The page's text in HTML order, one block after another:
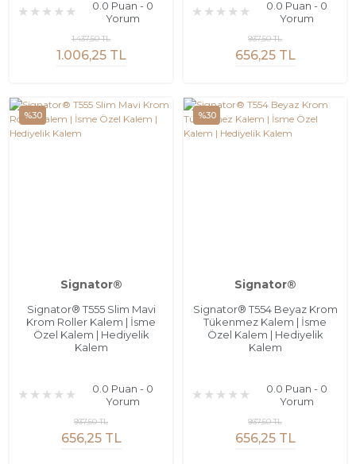
0.0 Puan - 0
Yorum
1.006,25 TL
1.437,50 TL
0.0 Puan - 0
Yorum
656,25 TL
937,50 TL
%30
Signator®
Signator® T555 Slim Mavi
Krom Roller Kalem | İsme
Özel Kalem | Hediyelik
Kalem
0.0 Puan - 0
Yorum
656,25 TL
937,50 TL
%30
Signator®
Signator® T554 Beyaz Krom
Tükenmez Kalem | İsme
Özel Kalem | Hediyelik
Kalem
0.0 Puan - 0
Yorum
656,25 TL
937,50 TL